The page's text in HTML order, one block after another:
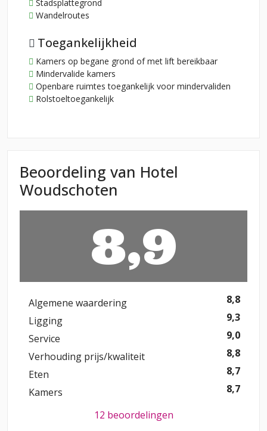
Stadsplattegrond
Wandelroutes
Toegankelijkheid
Kamers op begane grond of met lift bereikbaar
Mindervalide kamers
Openbare ruimtes toegankelijk voor mindervaliden
Rolstoeltoegankelijk
Beoordeling van Hotel
Woudschoten
8,9
Algemene waardering
8,8
Ligging
9,3
Service
9,0
Verhouding prijs/kwaliteit
8,8
Eten
8,7
Kamers
8,7
12 beoordelingen